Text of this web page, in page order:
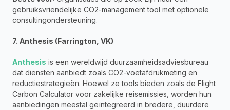
gebruiksvriendelijke CO2-management tool met optionele
consultingondersteuning.
7. Anthesis (Farrington, VK)
Anthesis is een wereldwijd duurzaamheidsadviesbureau
dat diensten aanbiedt zoals CO2-voetafdrukmeting en
reductiestrategieën. Hoewel ze tools bieden zoals de Flight
Carbon Calculator voor zakelijke reisemissies, worden hun
aanbiedingen meestal geïntegreerd in bredere, duurdere